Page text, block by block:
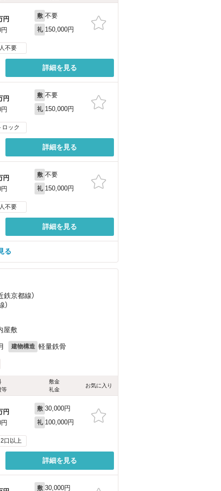
円
敷 不要
礼 150,000円
不要
詳細を見る
円
敷 不要
礼 150,000円
ロック
詳細を見る
円
敷 不要
礼 150,000円
不要
詳細を見る
る
鉄京都線）
屋敷
建物構造 軽量鉄骨
等
敷金
礼金
お気に入り
円
敷 30,000円
礼 100,000円
口以上
詳細を見る
敷 30,000円